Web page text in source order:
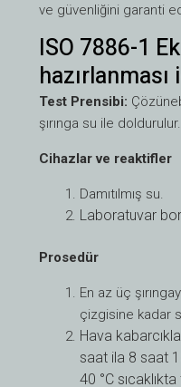
ve güvenliğini garanti
ISO 7886-1
Test Prensibi:
şırınga su ile doldurulur.
Cihazlar ve reaktifler
Damıtılmış su.
Laboratuvar
Prosedür
En az üç
çizgisine kadar
Hava
saat ila 8 saat
40 °C